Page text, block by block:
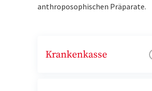
anthroposophischen Präparate.
Krankenkasse